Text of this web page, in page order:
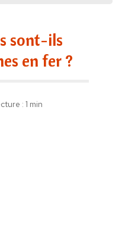
sont-ils
en fer ?
: 1 min